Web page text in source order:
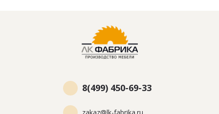
8(499) 450-69-33